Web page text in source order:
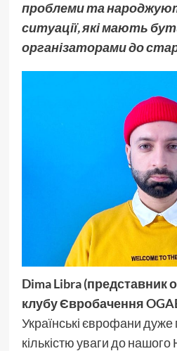
проблеми та
ситуації, які мають
організаторами до
Dima Libra (представник
клубу Євробачення
Українські єврофани
кількістю уваги до нашого